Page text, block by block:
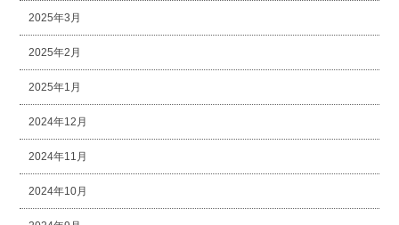
2025年3月
2025年2月
2025年1月
2024年12月
2024年11月
2024年10月